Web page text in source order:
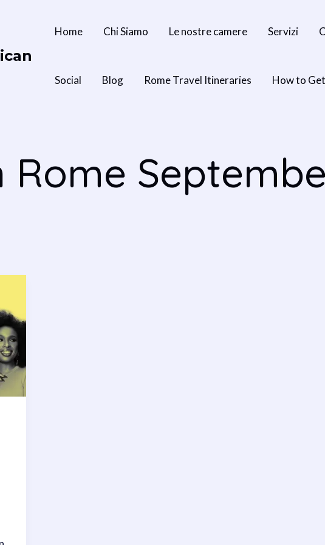
Home Chi Siamo Le nostre camere Servizi
Social Blog Rome Travel Itineraries How to
Rome